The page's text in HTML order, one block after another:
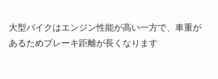
大型バイクはエンジン性能が高い一方で、車重が
あるためブレーキ距離が長くなります